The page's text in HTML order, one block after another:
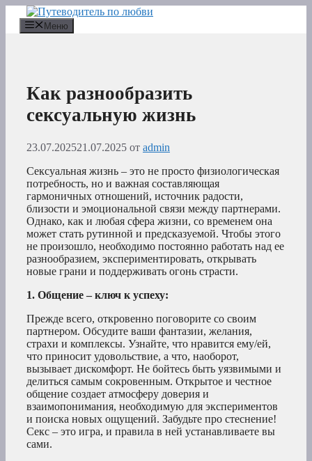
Перейти
содержимому
Меню
Как разнообразить
сексуальную жизнь
23.07.202521.07.2025 от admin
Сексуальная жизнь – это не просто физиологическая
потребность, но и важная составляющая
гармоничных отношений, источник радости,
близости и эмоциональной связи между партнерами.
Однако, как и любая сфера жизни, со временем она
может стать рутинной и предсказуемой. Чтобы этого
не произошло, необходимо постоянно работать над ее
разнообразием, экспериментировать, открывать
новые грани и поддерживать огонь страсти.
1. Общение – ключ к успеху:
Прежде всего, откровенно поговорите со своим
партнером. Обсудите ваши фантазии, желания,
страхи и комплексы. Узнайте, что нравится ему/ей,
что приносит удовольствие, а что, наоборот,
вызывает дискомфорт. Не бойтесь быть уязвимыми и
делиться самым сокровенным. Открытое и честное
общение создает атмосферу доверия и
взаимопонимания, необходимую для экспериментов
и поиска новых ощущений. Забудьте про стеснение!
Секс – это игра, и правила в ней устанавливаете вы
сами.